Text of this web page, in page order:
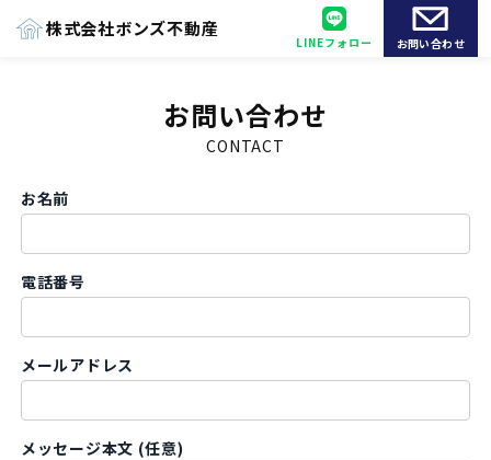
株式会社ボンズ不動産
LINEフォロー お問い合わせ
お問い合わせ
CONTACT
お名前
電話番号
メールアドレス
メッセージ本文 (任意)